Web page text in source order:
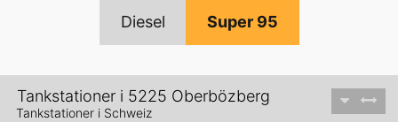
Diesel Super 95
Tankstationer i 5225 Oberbözberg
Tankstationer i Schweiz